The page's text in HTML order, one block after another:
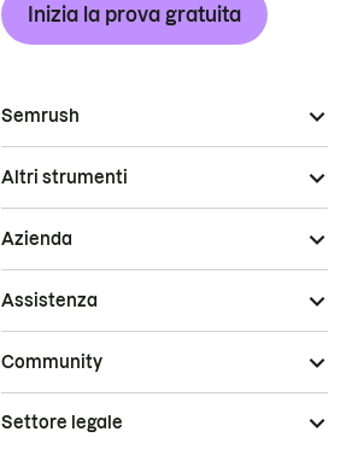
Inizia la prova gratuita
Semrush
Altri strumenti
Azienda
Assistenza
Community
Settore legale